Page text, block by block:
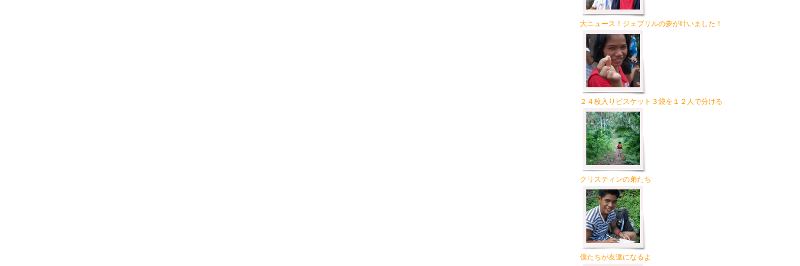
大ニュース！ジェプリルの夢が叶いました！
２４枚入りビスケット３袋を１２人で分ける
クリスティンの弟たち
僕たちが友達になるよ